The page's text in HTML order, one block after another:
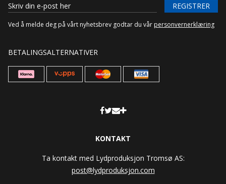
REGISTRER
Ved å melde deg på vårt nyhetsbrev godtar du vår personvernerklæring
BETALINGSALTERNATIVER
KONTAKT
Ta kontakt med Lydproduksjon Tromsø AS:
post@lydproduksjon.com